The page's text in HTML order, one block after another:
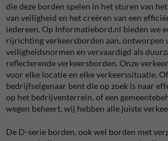
die deze borden spelen in het sturen van
van veiligheid en het creëren van een
iedereen. Op Informatiebord.nl bieden we
rijrichting verkeersborden aan, ontworpen
veiligheidsnormen en vervaardigd als
reflecterende verkeersborden. Onze
voor elke locatie en elke verkeerssituatie.
bedrijfseigenaar bent die op zoek is naar
op het bedrijventerrein, of een
wegen beheert, wij hebben alle juiste
De D-serie borden, ook wel borden met